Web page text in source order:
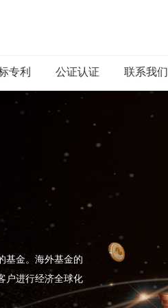
专利 公证认证 联系我们
基金。海外基金的
户进行经济全球化